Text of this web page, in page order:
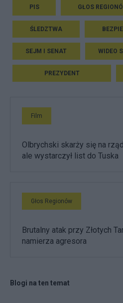
PIS GŁOS
ŚLEDZTWA
SEJM I SENAT WIDEO
PREZYDENT
Film
Olbrychski skarży się na
ale wystarczył list do Tuska
Głos Regionów
Brutalny atak przy Złotych
namierza agresora
Blogi na ten temat